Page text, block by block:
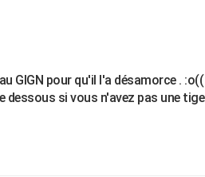
GIGN pour qu'il l'a désamorce . :o((
dessous si vous n'avez pas une tige